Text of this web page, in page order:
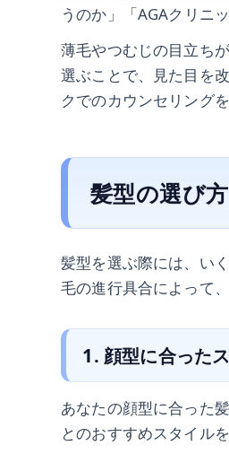
うのか」「AGAクリニ
薄毛やつむじの目立ち
選ぶことで、見た目を
クでのカウンセリング
髪型の選び方
髪型を選ぶ際には、い
毛の進行具合によって
1. 顔型に合った
あなたの顔型に合った
とのおすすめスタイル